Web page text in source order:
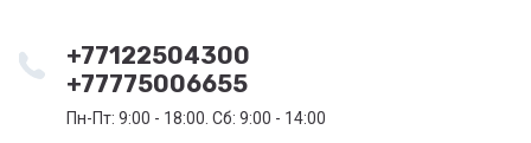
+77122504300
+77775006655
Пн-Пт: 9:00 - 18:00. Сб: 9:00 - 14:00